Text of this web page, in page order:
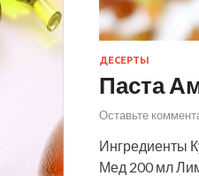
ДЕСЕРТЫ
Паста
Оставьте
Ингредиенты
Мед 200 мл